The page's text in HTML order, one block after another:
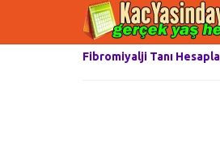
Fibromiyalji Tanı